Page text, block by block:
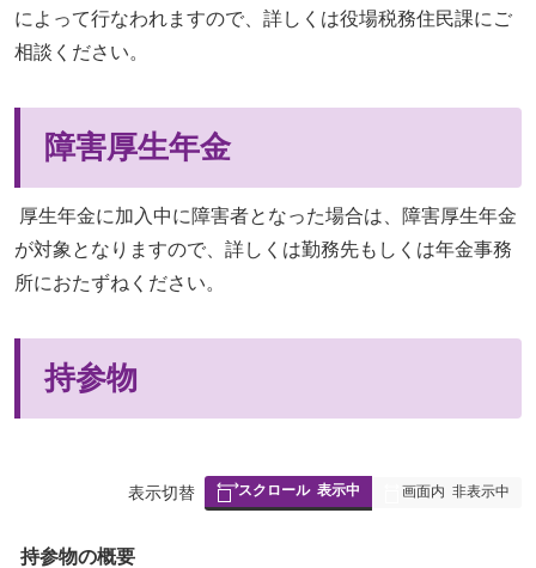
によって行なわれますので、詳しくは役場税務住民課にご
相談ください。
障害厚生年金
厚生年金に加入中に障害者となった場合は、障害厚生年金
が対象となりますので、詳しくは勤務先もしくは年金事務
所におたずねください。
持参物
表
み
表示切替 スクロール 表示中 画面内 非表示中
持参物の概要